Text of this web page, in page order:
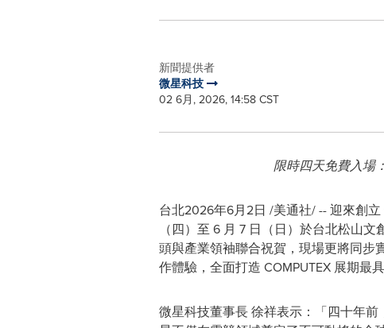
新聞提供者
微星科技
02 6月, 2026, 14:58 CST
限時四天免費入場
台北2026年6月2日 /美通社/ -- 迎來創
（四）至 6 月 7 日（日）於台北松山
頭與產業領袖聯合祝賀，現場更將同步
作體驗，全面打造 COMPUTEX 展期最
微星科技董事長 徐祥表示：「四十年